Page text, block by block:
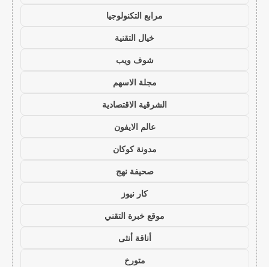
مرابع التكنولوجيا
خيال التقنية
شوف ويب
مجلة الاسهم
الشرقية الاقتصادية
عالم الايفون
مدونة كوكان
صحيفة نهج
كار نيوز
موقع خبرة التقني
أناقة أنثى
متورخ